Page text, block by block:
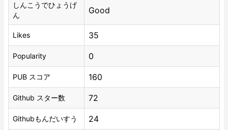
しんこうでひょうげ
ん
Good
Likes 35
Popularity 0
PUB スコア 160
Github スター数 72
Githubもんだいすう 24